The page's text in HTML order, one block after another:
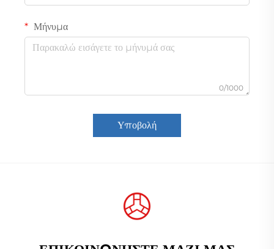
Μήνυμα
0/1000
Υποβολή